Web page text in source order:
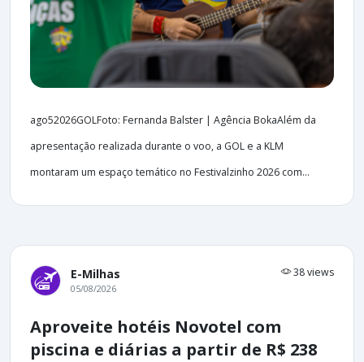
ago52026GOLFoto: Fernanda Balster | Agência BokaAlém da
apresentação realizada durante o voo, a GOL e a KLM
montaram um espaço temático no Festivalzinho 2026 com...
E-Milhas 38 views
05/08/2026
Aproveite hotéis Novotel com
piscina e diárias a partir de R$ 238